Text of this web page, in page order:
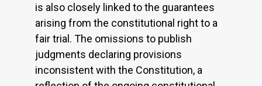
is also closely linked to the guarantees
arising from the constitutional right to a
fair trial. The omissions to publish
judgments declaring provisions
inconsistent with the Constitution, a